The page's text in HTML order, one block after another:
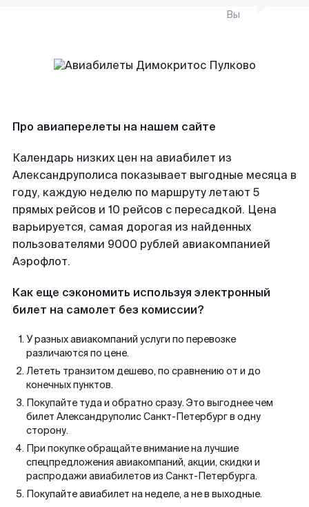
Вы
Про авиаперелеты на нашем сайте
Календарь низких цен на авиабилет из
Александруполиса показывает выгодные месяца в
году, каждую неделю по маршруту летают 5
прямых рейсов и 10 рейсов с пересадкой. Цена
варьируется, самая дорогая из найденных
пользователями 9000 рублей авиакомпанией
Аэрофлот.
Как еще сэкономить используя электронный
билет на самолет без комиссии?
У разных авиакомпаний услуги по перевозке
различаются по цене.
Лететь транзитом дешево, по сравнению от и до
конечных пунктов.
Покупайте туда и обратно сразу. Это выгоднее чем
билет Александруполис Санкт-Петербург в одну
сторону.
При покупке обращайте внимание на лучшие
спецпредложения авиакомпаний, акции, скидки и
распродажи авиабилетов из Санкт-Петербурга.
Покупайте авиабилет на неделе, а не в выходные.